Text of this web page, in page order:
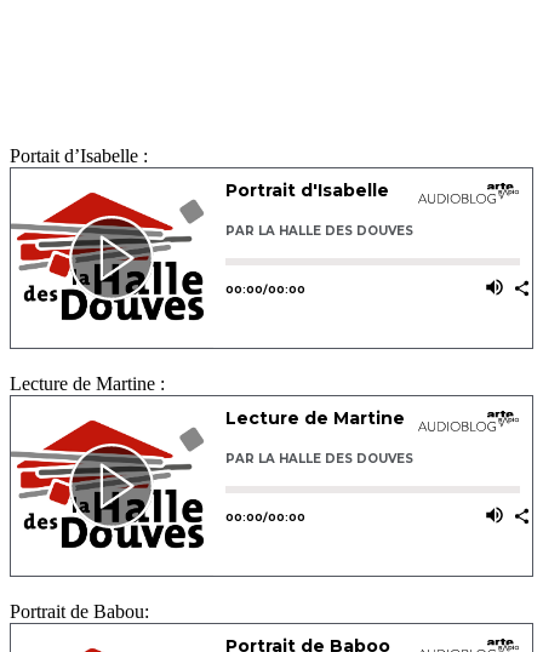
Portait d’Isabelle :
Lecture de Martine :
Portrait de Babou: